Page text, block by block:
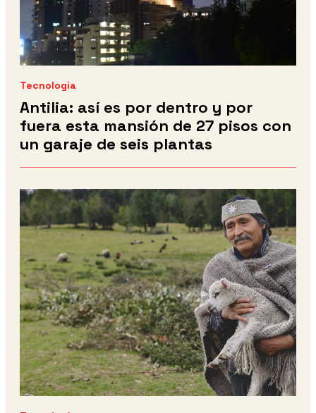
Tecnología
Antilia: así es por dentro y por
fuera esta mansión de 27 pisos con
un garaje de seis plantas